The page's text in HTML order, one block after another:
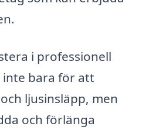
i professionell
bara för att
ljusinsläpp, men
och förlänga